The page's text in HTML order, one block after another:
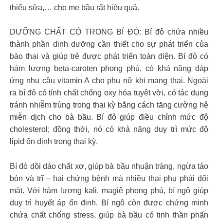
thiếu sữa,… cho mẹ bầu rất hiệu quả.
DƯỠNG CHẤT CÓ TRONG BÍ ĐỎ: Bí đỏ chứa nhiều
thành phần dinh dưỡng cần thiết cho sự phát triển của
bào thai và giúp trẻ được phát triển toàn diện. Bí đỏ có
hàm lượng beta-caroten phong phú, có khả năng đáp
ứng nhu cầu vitamin A cho phụ nữ khi mang thai. Ngoài
ra bí đỏ có tính chất chống oxy hóa tuyệt vời, có tác dụng
tránh nhiễm trùng trong thai kỳ bằng cách tăng cường hệ
miễn dịch cho bà bầu. Bí đỏ giúp điều chỉnh mức độ
cholesterol; đồng thời, nó có khả năng duy trì mức độ
lipid ổn định trong thai kỳ.
Bí đỏ dồi dào chất xơ, giúp bà bầu nhuận tràng, ngừa táo
bón và trĩ – hai chứng bệnh mà nhiều thai phụ phải đối
mặt. Với hàm lượng kali, magiê phong phú, bí ngô giúp
duy trì huyết áp ổn định. Bí ngô còn được chứng minh
chứa chất chống stress, giúp bà bầu có tinh thần phấn